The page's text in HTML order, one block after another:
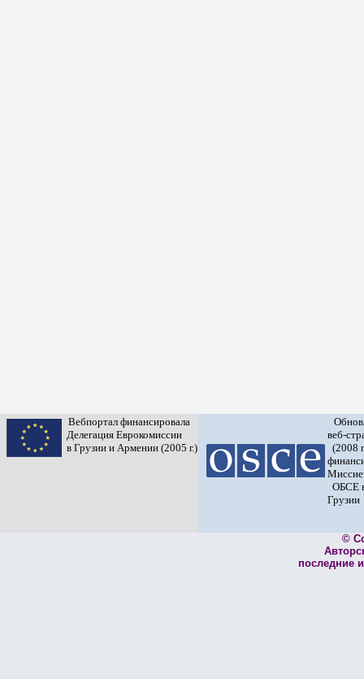
Вебпортал финансировала
Делегация Еврокомиссии
в Грузии и Армении (2005 г.)
веб-
(2008
ОБСЕ
Грузии
©
последние